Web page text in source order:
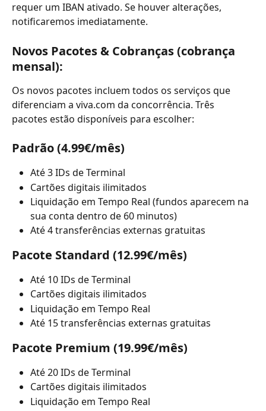
requer um IBAN ativado. Se houver alterações,
notificaremos imediatamente.
Novos Pacotes & Cobranças (cobrança
mensal):
Os novos pacotes incluem todos os serviços que
diferenciam a viva.com da concorrência. Três
pacotes estão disponíveis para escolher:
Padrão (4.99€/mês)
Até 3 IDs de Terminal
Cartões digitais ilimitados
Liquidação em Tempo Real (fundos aparecem na
sua conta dentro de 60 minutos)
Até 4 transferências externas gratuitas
Pacote Standard (12.99€/mês)
Até 10 IDs de Terminal
Cartões digitais ilimitados
Liquidação em Tempo Real
Até 15 transferências externas gratuitas
Pacote Premium (19.99€/mês)
Até 20 IDs de Terminal
Cartões digitais ilimitados
Liquidação em Tempo Real